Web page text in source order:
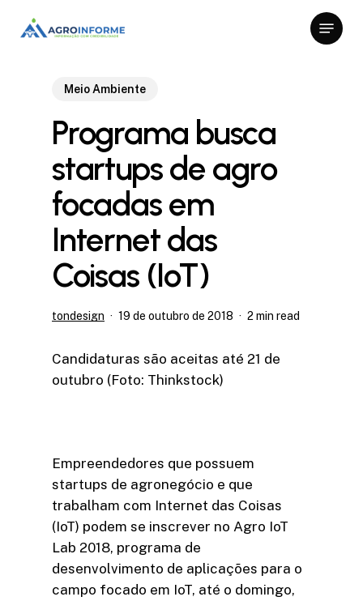
Menu
Meio Ambiente
Programa busca
startups de agro
focadas em
Internet das
Coisas (IoT)
tondesign 19 de outubro de 2018 2 min read
Candidaturas são aceitas até 21 de
outubro (Foto: Thinkstock)
Empreendedores que possuem
startups de agronegócio e que
trabalham com Internet das Coisas
(IoT) podem se inscrever no Agro IoT
Lab 2018, programa de
desenvolvimento de aplicações para o
campo focado em IoT, até o domingo,